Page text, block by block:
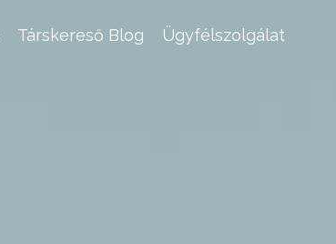
Társkereső Blog Ügyfélszolgálat